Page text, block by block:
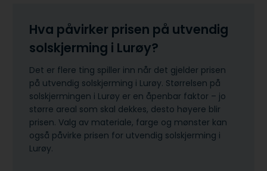
Hva påvirker prisen på utvendig
solskjerming i Lurøy?
Det er flere ting spiller inn når det gjelder prisen
på utvendig solskjerming i Lurøy. Størrelsen på
solskjermingen i Lurøy er en åpenbar faktor – jo
større areal som skal dekkes, desto høyere blir
prisen. Valg av materiale, farge og mønster kan
også påvirke prisen for utvendig solskjerming i
Lurøy.